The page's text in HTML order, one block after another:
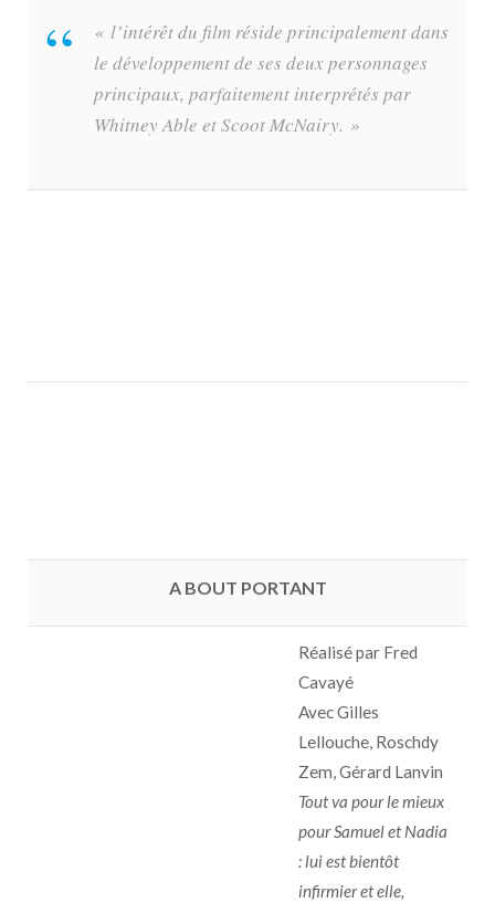
« l’intérêt du film réside principalement dans
le développement de ses deux personnages
principaux, parfaitement interprétés par
Whitney Able et Scoot McNairy. »
A BOUT PORTANT
Réalisé par Fred
Cavayé
Avec Gilles
Lellouche, Roschdy
Zem, Gérard Lanvin
Tout va pour le mieux
pour Samuel et Nadia
: lui est bientôt
infirmier et elle,